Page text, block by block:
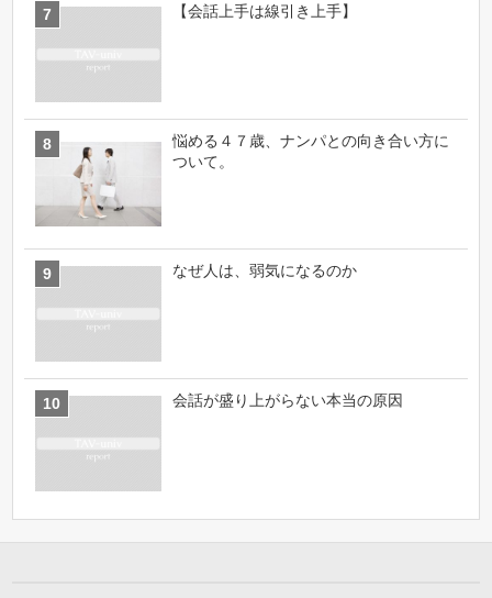
【会話上手は線引き上手】
悩める４７歳、ナンパとの向き合い方に
ついて。
なぜ人は、弱気になるのか
会話が盛り上がらない本当の原因